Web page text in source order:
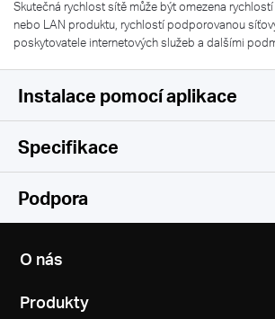
Skutečná rychlost sítě může být omezena
nebo LAN produktu, rychlostí podporovanou
poskytovatele internetových služeb a dalšími
Instalace pomocí aplikace
Jednoduchá a
Specifikace
Wireless
Dynamic IP/Static IP/PPPoE/L2TP/PPTP
Podpora
O nás
Produkty